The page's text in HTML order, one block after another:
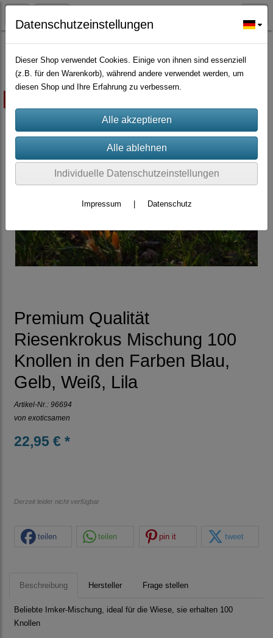
Blumenzwiebel
Premium Qualität
Riesenkrokus Mischung 100
Knollen in den Farben Blau,
Gelb, Weiß, Lila
Artikel-Nr.: 96694
von exoticsamen
22,95 € *
Derzeit leider nicht verfügbar
teilen teilen pin it tweet
Beschreibung Hersteller Frage stellen
Beliebte Imker-Mischung, ideal für die Wiese, sie erhalten 100
Knollen
Datenschutzeinstellungen
Dieser Shop verwendet Cookies. Einige von ihnen sind essenziell
(z.B. für den Warenkorb), während andere verwendet werden, um
diesen Shop und Ihre Erfahrung zu verbessern.
Individuelle Datenschutzeinstellungen
Impressum Datenschutz